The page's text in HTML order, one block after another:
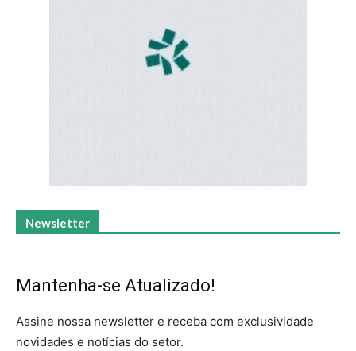
Newsletter
Mantenha-se Atualizado!
Assine nossa newsletter e receba com exclusividade
novidades e notícias do setor.